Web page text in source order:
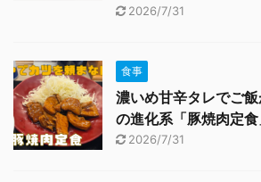
2026/7/31
食事
濃いめ甘辛タレでご
の進化系「豚焼肉定
2026/7/31